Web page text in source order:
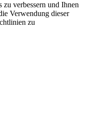
verbessern und Ihnen
Verwendung dieser
zu